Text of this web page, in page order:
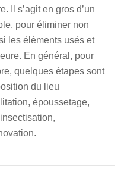
Il s’agit en gros d’un
pour éliminer non
les éléments usés et
En général, pour
quelques étapes sont
du lieu
époussetage,